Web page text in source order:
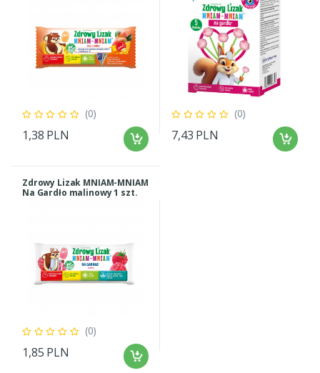
(0)
1,38 PLN
(0)
7,43 PLN
Zdrowy Lizak MNIAM-MNIAM
Na Gardło malinowy 1 szt.
(0)
1,85 PLN